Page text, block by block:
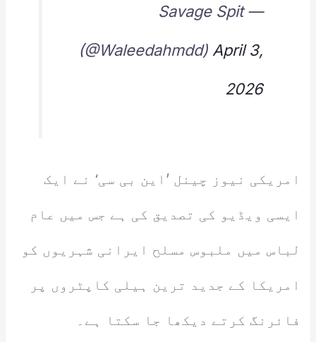
— Savage Spit
(@Waleedahmdd)April 3,
2026
امریکی نیوز چینل ’این بی سی‘ نے ایک
ایسی ویڈیو کی تصدیق کی ہے جس میں عام
لباس میں ملبوس مسلح ایرانی شہریوں کو
امریکا کے جدید ترین ہیلی کاپٹروں پر
فائرنگ کرتے دیکھا جا سکتا ہے۔